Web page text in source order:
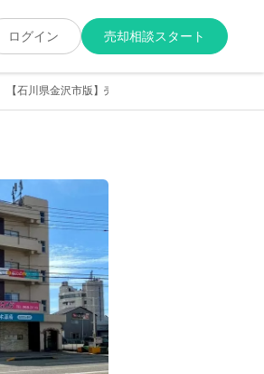
ログイン 売却相談スタート
【石川県金沢市版】売却に強くて実績が豊富な地元